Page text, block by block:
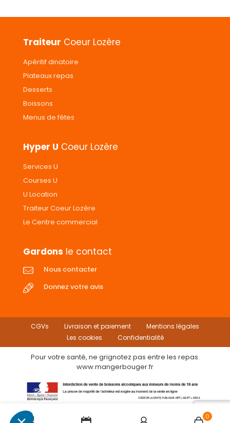
Traiteur Coeur Lozère
Apéritif dinatoire
Plateaux repas
Desserts
Boissons
Menus de fêtes
Hyper U Coeur Lozère
Services U
Courses U
U Location
Traiteur Coeur Lozère
Le Centre commercial
Gardons le contact
Nous contacter
Donnez votre avis
CGVs Livraison et paiement
Mentions légales
Les cookies
Confidentialité
Pour votre santé, ne grignotez pas entre les repas.
www.mangerbouger.fr
0